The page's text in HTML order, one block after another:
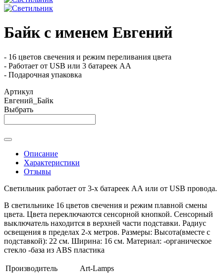
Байк с именем Евгений
- 16 цветов свечения и режим переливания цвета
- Работает от USB или 3 батареек АА
- Подарочная упаковка
Артикул
Евгений_Байк
Выбрать
Описание
Характеристики
Отзывы
Светильник работает от 3-х батареек АА или от USB провода.
В светильнике 16 цветов свечения и режим плавной смены
цвета. Цвета переключаются сенсорной кнопкой. Сенсорный
выключатель находится в верхней части подставки. Радиус
освещения в пределах 2-х метров. Размеры: Высота(вместе с
подставкой): 22 см. Ширина: 16 см. Материал: -органическое
стекло -база из ABS пластика
Производитель
Art-Lamps